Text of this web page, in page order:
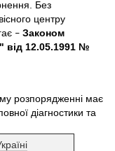
Без
центру
– Законом
від 12.05.1991 №
розпорядженні має
діагностики та